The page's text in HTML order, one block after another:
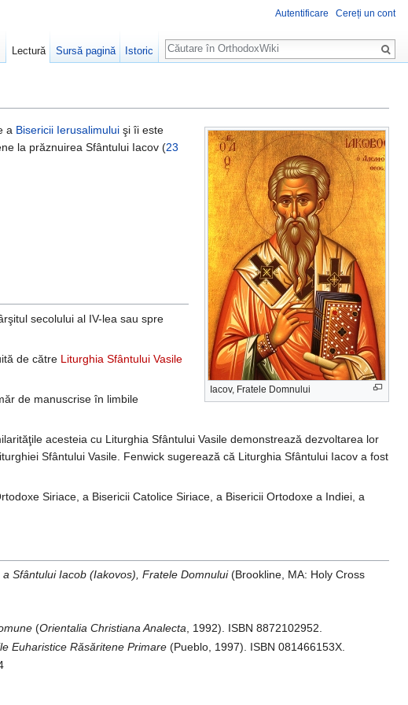
Iacov, Fratele Domnului
a Bisericii Ierusalimului şi îi este
la prăznuirea Sfântului Iacov (23
secolului al IV-lea sau spre
de către Liturghia Sfântului Vasile
de manuscrise în limbile
acesteia cu Liturghia Sfântului Vasile demonstrează dezvoltarea lor
Sfântului Vasile. Fenwick sugerează că Liturghia Sfântului Iacov a fost
Siriace, a Bisericii Catolice Siriace, a Bisericii Ortodoxe a Indiei, a
Sfântului Iacob (Iakovos), Fratele Domnului(Brookline, MA: Holy Cross
(Orientalia Christiana Analecta, 1992). ISBN 8872102952.
Euharistice Răsăritene Primare (Pueblo, 1997). ISBN 081466153X.
Autentificare Cereți un cont
Lectură Sursă pagină Istoric
Căutare